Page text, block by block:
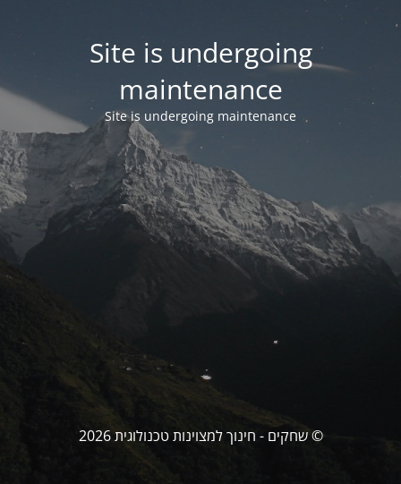
Site is undergoing
maintenance
Site is undergoing maintenance
© שחקים - חינוך למצוינות טכנולוגית 2026